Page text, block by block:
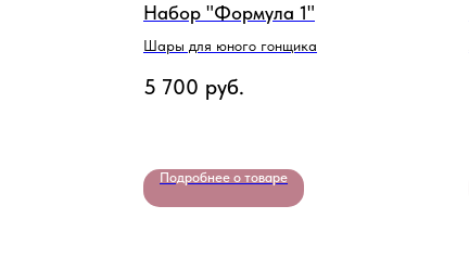
Набор "Формула 1"
Шары для юного гонщика
5 700 руб.
Подробнее о товаре